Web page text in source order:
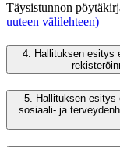
Täysistunnon
uuteen välilehteen)
4. Hallituksen esitys
5.
Hallituksen esitys
sosiaali- ja